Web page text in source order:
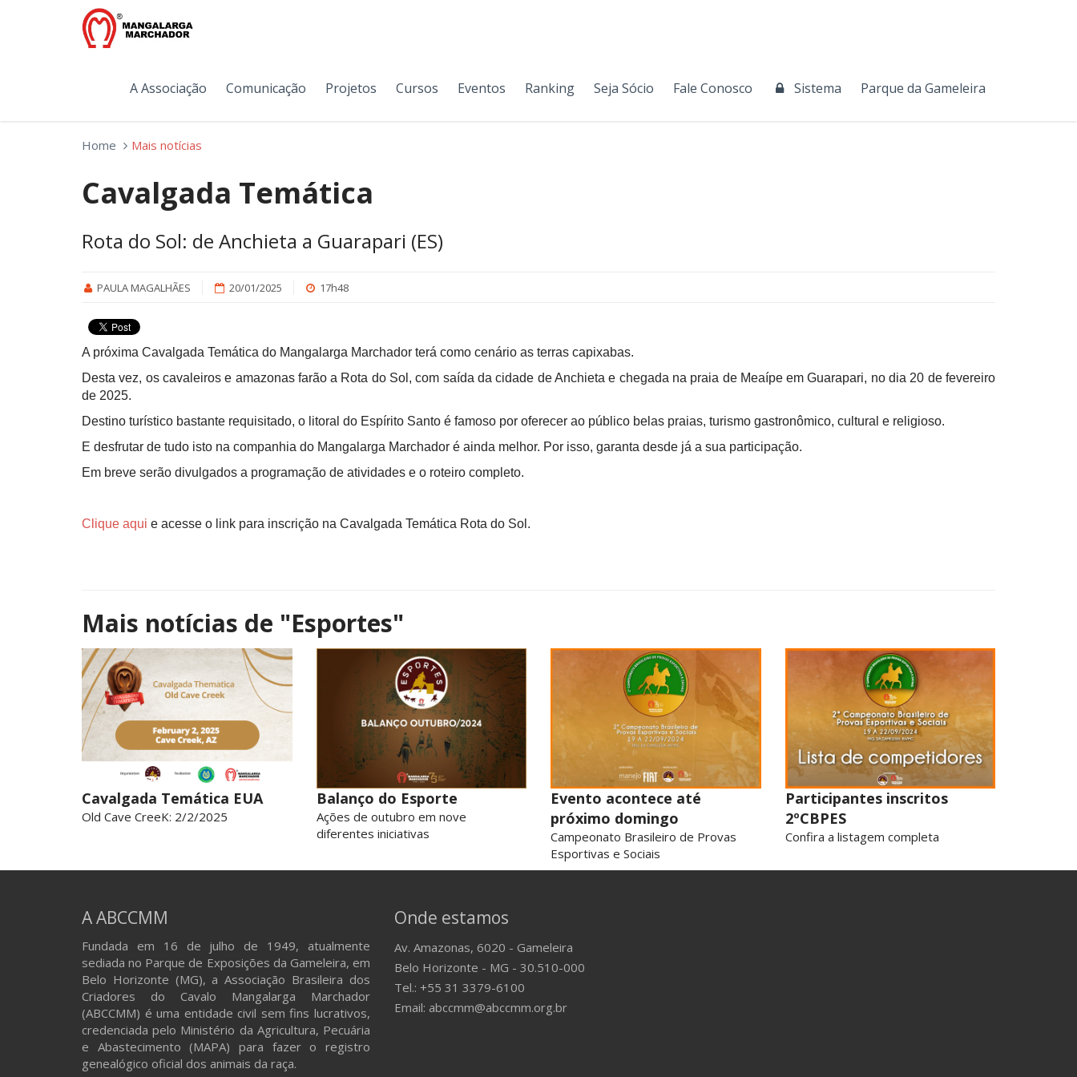
A Associação Comunicação Projetos Cursos Eventos Ranking Seja Sócio Fale Conosco Sistema Parque da Gameleira
Home Mais notícias
Cavalgada Temática
Rota do Sol: de Anchieta a Guarapari (ES)
PAULA MAGALHÃES 20/01/2025 17h48
A próxima Cavalgada Temática do Mangalarga Marchador terá como cenário as terras capixabas.
Desta vez, os cavaleiros e amazonas farão a Rota do Sol, com saída da cidade de Anchieta e chegada na praia de Meaípe em Guarapari, no dia 20 de fevereiro
de 2025.
Destino turístico bastante requisitado, o litoral do Espírito Santo é famoso por oferecer ao público belas praias, turismo gastronômico, cultural e religioso.
E desfrutar de tudo isto na companhia do Mangalarga Marchador é ainda melhor. Por isso, garanta desde já a sua participação.
Em breve serão divulgados a programação de atividades e o roteiro completo.
Clique aqui e acesse o link para inscrição na Cavalgada Temática Rota do Sol.
Mais notícias de "Esportes"
Cavalgada Temática EUA
Old Cave CreeK: 2/2/2025
Balanço do Esporte
Ações de outubro em nove
diferentes iniciativas
Evento acontece até
próximo domingo
Campeonato Brasileiro de Provas
Esportivas e Sociais
Participantes inscritos
2ºCBPES
Confira a listagem completa
A ABCCMM
Fundada em 16 de julho de 1949, atualmente
sediada no Parque de Exposições da Gameleira, em
Belo Horizonte (MG), a Associação Brasileira dos
Criadores do Cavalo Mangalarga Marchador
(ABCCMM) é uma entidade civil sem fins lucrativos,
credenciada pelo Ministério da Agricultura, Pecuária
e Abastecimento (MAPA) para fazer o registro
genealógico oficial dos animais da raça.
Onde estamos
Av. Amazonas, 6020 - Gameleira
Belo Horizonte - MG - 30.510-000
Tel.: +55 31 3379-6100
Email: abccmm@abccmm.org.br